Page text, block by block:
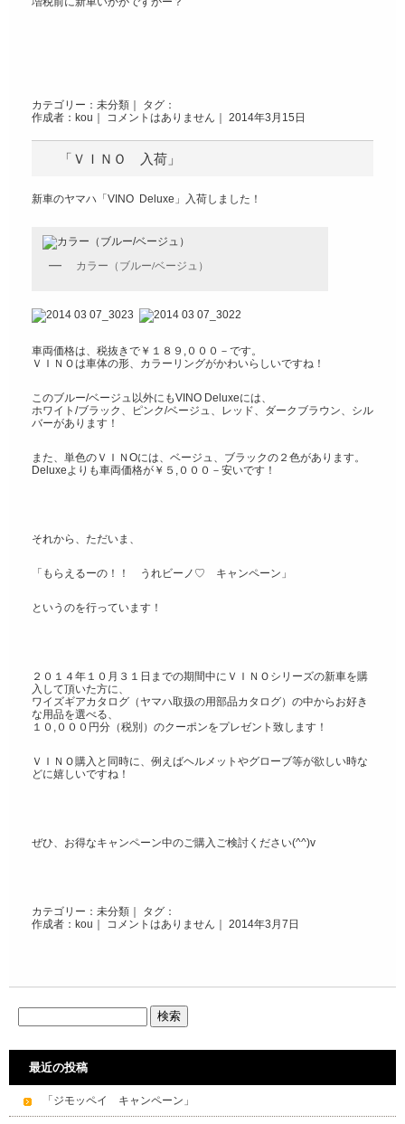
カテゴリー： 未分類 ｜ タグ：
作成者：kou｜ コメントはありません ｜ 2014年3月15日
「ＶＩＮＯ 入荷」
新車のヤマハ「VINO Deluxe」入荷しました！
カラー（ブルー/ベージュ）
車両価格は、税抜きで￥１８９,０００－です。
ＶＩＮＯは車体の形、カラーリングがかわいらしいですね！
このブルー/ベージュ以外にもVINO Deluxeには、
ホワイト/ブラック、ピンク/ベージュ、レッド、ダークブラウン、シル
バーがあります！
また、単色のＶＩＮOには、ベージュ、ブラックの２色があります。
Deluxeよりも車両価格が￥５,０００－安いです！
それから、ただいま、
「もらえるーの！！ うれビーノ♡ キャンペーン」
というのを行っています！
２０１４年１０月３１日までの期間中にＶＩＮＯシリーズの新車を購
入して頂いた方に、
ワイズギアカタログ（ヤマハ取扱の用部品カタログ）の中からお好き
な用品を選べる、
１０,０００円分（税別）のクーポンをプレゼント致します！
ＶＩＮＯ購入と同時に、例えばヘルメットやグローブ等が欲しい時な
どに嬉しいですね！
ぜひ、お得なキャンペーン中のご購入ご検討ください(^^)v
カテゴリー： 未分類 ｜ タグ：
作成者：kou｜ コメントはありません ｜ 2014年3月7日
最近の投稿
「ジモッペイ キャンペーン」